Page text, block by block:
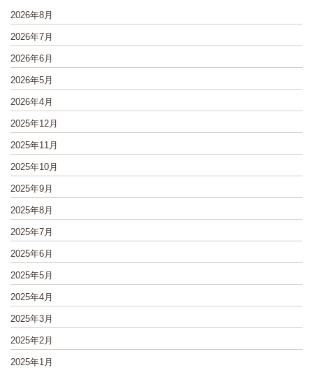
2026年8月
2026年7月
2026年6月
2026年5月
2026年4月
2025年12月
2025年11月
2025年10月
2025年9月
2025年8月
2025年7月
2025年6月
2025年5月
2025年4月
2025年3月
2025年2月
2025年1月